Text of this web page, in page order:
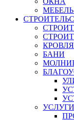
БАНИ
УСЛУГИ